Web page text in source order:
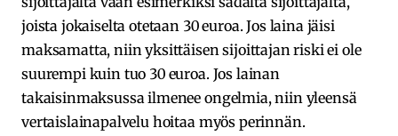
joista jokaiselta otetaan 30 euroa. Jos laina jäisi
maksamatta, niin yksittäisen sijoittajan riski ei ole
suurempi kuin tuo 30 euroa. Jos lainan
takaisinmaksussa ilmenee ongelmia, niin yleensä
vertaislainapalvelu hoitaa myös perinnän.